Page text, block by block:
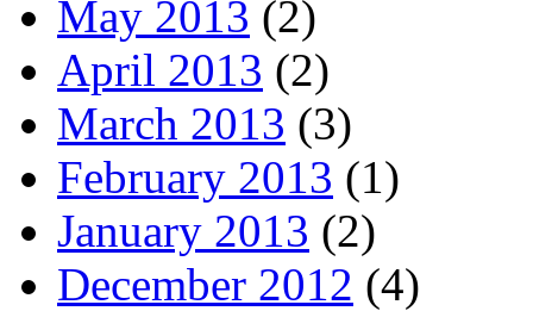
May 2013 (2)
April 2013 (2)
March 2013 (3)
February 2013 (1)
January 2013 (2)
December 2012 (4)